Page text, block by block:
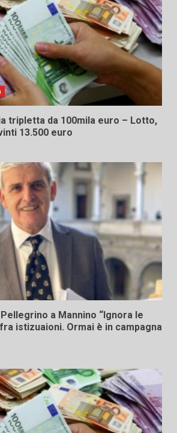
tripletta da 100mila euro – Lotto,
13.500 euro
a Mannino “Ignora le
istizuaioni. Ormai è in campagna